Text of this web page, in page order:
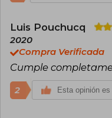
Luis Pouchucq
2020
Compra Verificada
Cumple
2 Esta opinión es